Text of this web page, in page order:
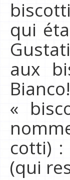
qui
aux
«
cotti)
(qui